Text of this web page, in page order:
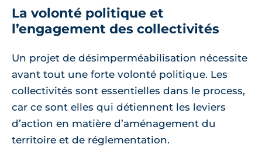
La volonté politique et
l’engagement des collectivités
Un projet de désimperméabilisation nécessite
avant tout une forte volonté politique. Les
collectivités sont essentielles dans le process,
car ce sont elles qui détiennent les leviers
d’action en matière d’aménagement du
territoire et de réglementation.